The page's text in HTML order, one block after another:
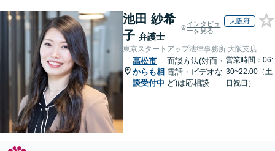
池田 紗希
子 弁護士
インタビュ
ーを見る
大阪府
東京スタートアップ法律事務所 大阪支店
高松市
からも相
談受付中
面談方法(対面・
電話・ビデオな
ど)は応相談
営業時間：06:
30~22:00（土
日祝日）